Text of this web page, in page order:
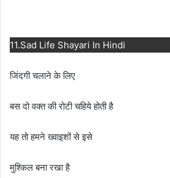
11.Sad Life Shayari In Hindi
जिंदगी चलाने के लिए
बस दो वक्त की रोटी चहिये होती है
यह तो हमने ख्वाइशों से इसे
मुश्किल बना रखा है